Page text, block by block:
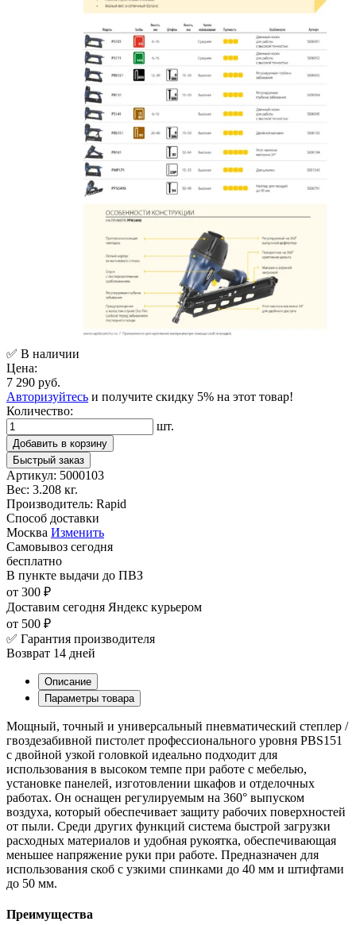
✅ В наличии
Цена:
7 290 руб.
Авторизуйтесь и получите скидку 5% на этот товар!
Количество:
шт.
Добавить в корзину
Быстрый заказ
Артикул: 5000103
Вес: 3.208 кг.
Производитель: Rapid
Способ доставки
Москва Изменить
Самовывоз сегодня
бесплатно
В пункте выдачи до ПВЗ
от 300 ₽
Доставим сегодня Яндекс курьером
от 500 ₽
✅ Гарантия производителя
Возврат 14 дней
Описание
Параметры товара
Мощный, точный и универсальный пневматический степлер /
гвоздезабивной пистолет профессионального уровня PBS151
с двойной узкой головкой идеально подходит для
использования в высоком темпе при работе с мебелью,
установке панелей, изготовлении шкафов и отделочных
работах. Он оснащен регулируемым на 360° выпуском
воздуха, который обеспечивает защиту рабочих поверхностей
от пыли. Среди других функций система быстрой загрузки
расходных материалов и удобная рукоятка, обеспечивающая
меньшее напряжение руки при работе. Предназначен для
использования скоб с узкими спинками до 40 мм и штифтами
до 50 мм.
Преимущества